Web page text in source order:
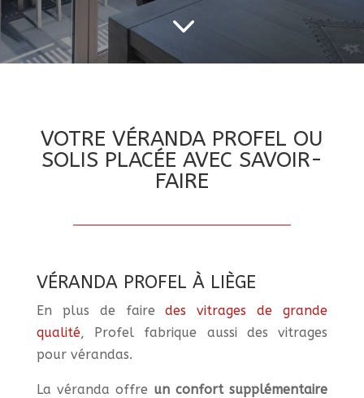
3
VOTRE VÉRANDA PROFEL OU
SOLIS PLACÉE AVEC SAVOIR-
FAIRE
VÉRANDA PROFEL À LIÈGE
En plus de faire des vitrages de grande
qualité, Profel fabrique aussi des vitrages
pour vérandas.
La véranda offre un confort supplémentaire